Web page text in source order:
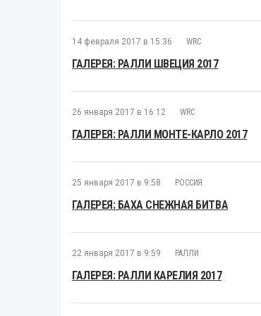
14 февраля 2017 в 15:36 WRC
ГАЛЕРЕЯ: РАЛЛИ ШВЕЦИЯ 2017
26 января 2017 в 16:12 WRC
ГАЛЕРЕЯ: РАЛЛИ МОНТЕ-КАРЛО 2017
25 января 2017 в 9:58 РОССИЯ
ГАЛЕРЕЯ: БАХА СНЕЖНАЯ БИТВА
22 января 2017 в 9:59 РАЛЛИ
ГАЛЕРЕЯ: РАЛЛИ КАРЕЛИЯ 2017